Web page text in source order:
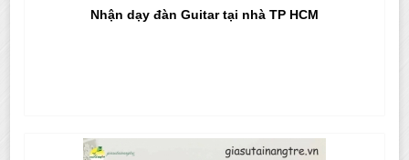
Nhận dạy đàn Guitar tại nhà TP HCM